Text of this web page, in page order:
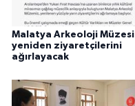
Malatya Arkeoloji Müzesi
yeniden ziyaretçilerini
ağırlayacak